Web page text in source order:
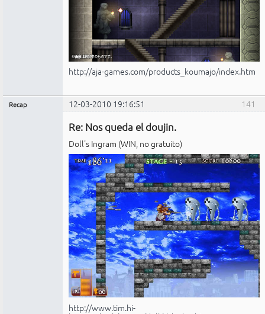
http://aja-games.com/products_koumajo/index.htm
141
Recap 12-03-2010 19:16:51
Re: Nos queda el doujin.
Doll's Ingram (WIN, no gratuito)
http://www.tim.hi-